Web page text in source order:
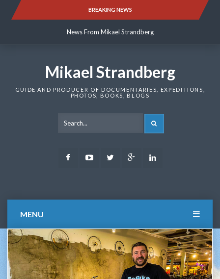
BREAKING NEWS
News From Mikael Strandberg
News From Mikael Strandberg
Mikael Strandberg
GUIDE AND PRODUCER OF DOCUMENTARIES, EXPEDITIONS,
PHOTOS, BOOKS, BLOGS
FacebookYoutubeTwitter Google
MENU